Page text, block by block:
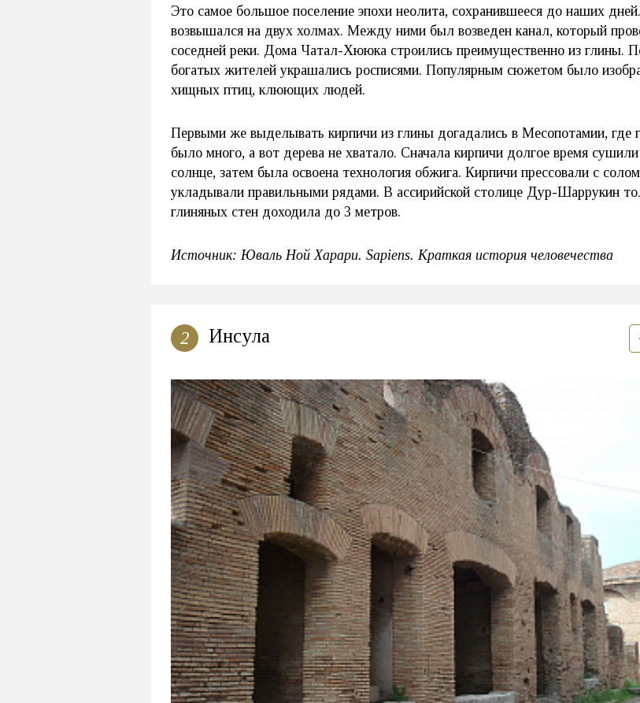
Это самое большое поселение эпохи неолита, сохранившееся до наших
возвышался на двух холмах. Между ними был возведен канал, который
соседней реки. Дома Чатал-Хююка строились преимущественно из глины.
богатых жителей украшались росписями. Популярным сюжетом было
хищных птиц, клюющих людей.
Первыми же выделывать кирпичи из глины догадались в Месопотамии, где
было много, а вот дерева не хватало. Сначала кирпичи долгое время
солнце, затем была освоена технология обжига. Кирпичи прессовали с
укладывали правильными рядами. В ассирийской столице Дур-Шаррукин
глиняных стен доходила до 3 метров.
Источник: Юваль Ной Харари. Sapiens. Краткая история человечества
2 Инсула